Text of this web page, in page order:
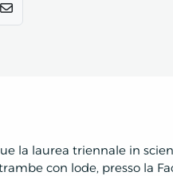
la laurea triennale in
con lode, presso la